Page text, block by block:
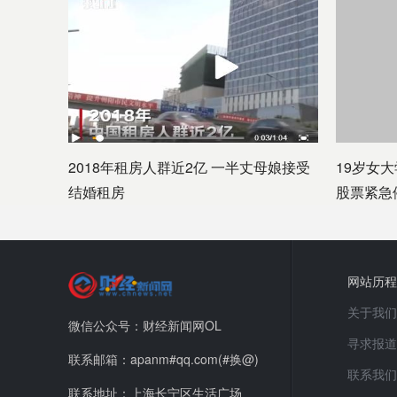
2018年租房人群近2亿 一半丈母娘接受
结婚租房
19岁女
股票紧急
微信公众号：财经新闻网OL
联系邮箱：apanm#qq.com(#换@)
联系地址：上海长宁区生活广场
网站历程
关于我们
寻求报道
联系我们